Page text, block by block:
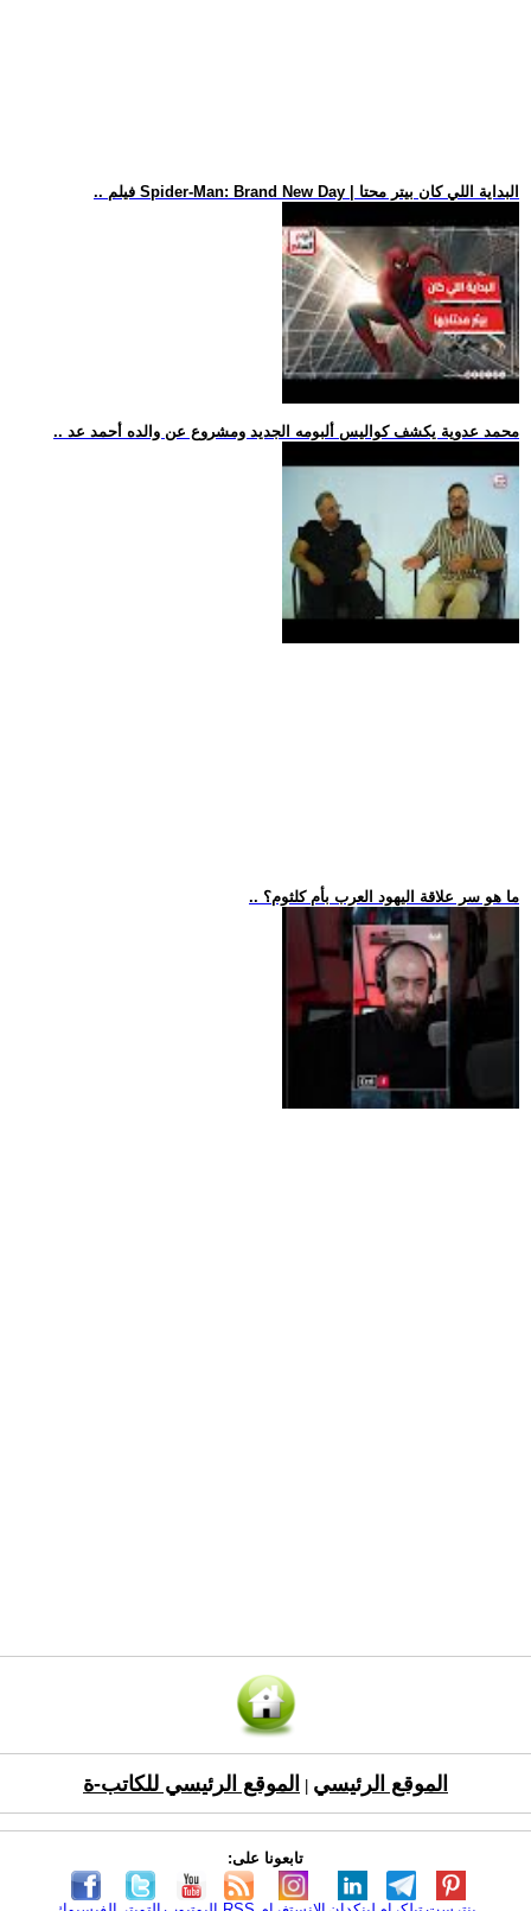
.. فيلم Spider-Man: Brand New Day | البداية اللي كان بيتر محتا
.. محمد عدوية يكشف كواليس ألبومه الجديد ومشروع عن والده أحمد عد
.. ما هو سر علاقة اليهود العرب بأم كلثوم؟
الموقع الرئيسي الموقع الرئيسي للكاتب-ة
تابعونا على: